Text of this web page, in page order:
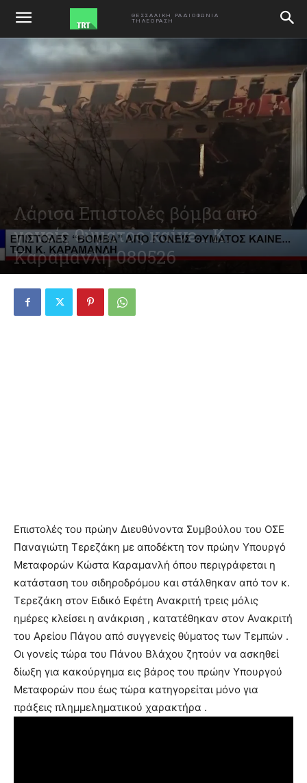
ΘΕΣΣΑΛΙΚΗ ΡΑΔΙΟΦΩΝΙΑ
ΤΗΛΕΟΡΑΣΗ
ΑΡΧΙΚΗ
Λάρισα Επιστολές βόμβα από
γονείς θύματος καίνε… Κ.
Καραμανλή 080526
Επιστολές του πρώην Διευθύνοντα Συμβούλου του ΟΣΕ
Παναγιώτη Τερεζάκη με αποδέκτη τον πρώην Υπουργό
Μεταφορών Κώστα Καραμανλή όπου περιγράφεται η
κατάσταση του σιδηροδρόμου και στάλθηκαν από τον κ.
Τερεζάκη στον Ειδικό Εφέτη Ανακριτή τρεις μόλις
ημέρες κλείσει η ανάκριση , κατατέθηκαν στον Ανακριτή
του Αρείου Πάγου από συγγενείς θύματος των Τεμπών .
Οι γονείς τώρα του Πάνου Βλάχου ζητούν να ασκηθεί
δίωξη για κακούργημα εις βάρος του πρώην Υπουργού
Μεταφορών που έως τώρα κατηγορείται μόνο για
πράξεις πλημμεληματικού χαρακτήρα .